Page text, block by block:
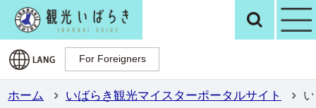
観光いばらき検
For Foreigners
For Foreigners
ホーム いばらき観光マイスターポータルサイト